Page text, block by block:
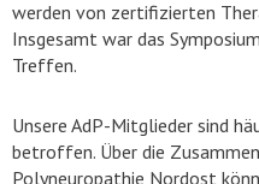
werden von zertifizierten
Insgesamt war das
Treffen.
Unsere AdP-Mitglieder sind
betroffen. Über die
Polyneuropathie Nordost